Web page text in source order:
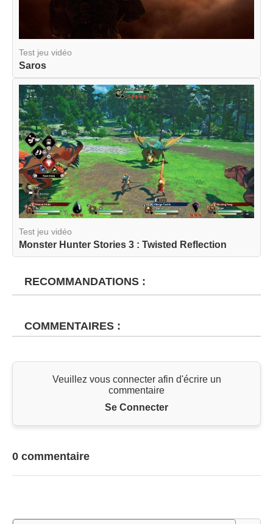
Test jeu vidéo
Saros
Test jeu vidéo
Monster Hunter Stories 3 : Twisted Reflection
RECOMMANDATIONS :
COMMENTAIRES :
Veuillez vous connecter afin d'écrire un
commentaire
Se Connecter
0 commentaire